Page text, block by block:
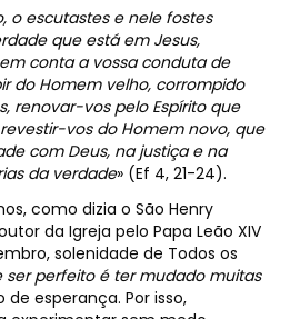
o escutastes e nele fostes
que está em Jesus,
conta a vossa conduta de
do Homem velho, corrompido
renovar-vos pelo Espírito que
vos do Homem novo, que
com Deus, na justiça e na
da verdade» (Ef 4, 21-24).
como dizia o São Henry
da Igreja pelo Papa Leão XIV
solenidade de Todos os
ser perfeito é ter mudado muitas
de esperança. Por isso,